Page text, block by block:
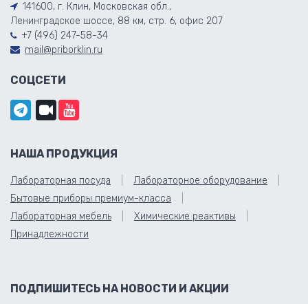
141600, г. Клин, Московская обл.,
Ленинградское шоссе, 88 км, стр. 6, офис 207
+7 (496) 247-58-34
mail@priborklin.ru
СОЦСЕТИ
НАША ПРОДУКЦИЯ
Лабораторная посуда
Лабораторное оборудование
Бытовые приборы премиум-класса
Лабораторная мебель
Химические реактивы
Принадлежности
ПОДПИШИТЕСЬ НА НОВОСТИ И АКЦИИ